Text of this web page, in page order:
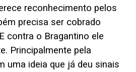
reconhecimento pelos
precisa ser cobrado
contra o Bragantino ele
Principalmente pela
uma ideia que já deu sinais